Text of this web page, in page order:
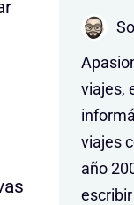
viajes,
viajes
año